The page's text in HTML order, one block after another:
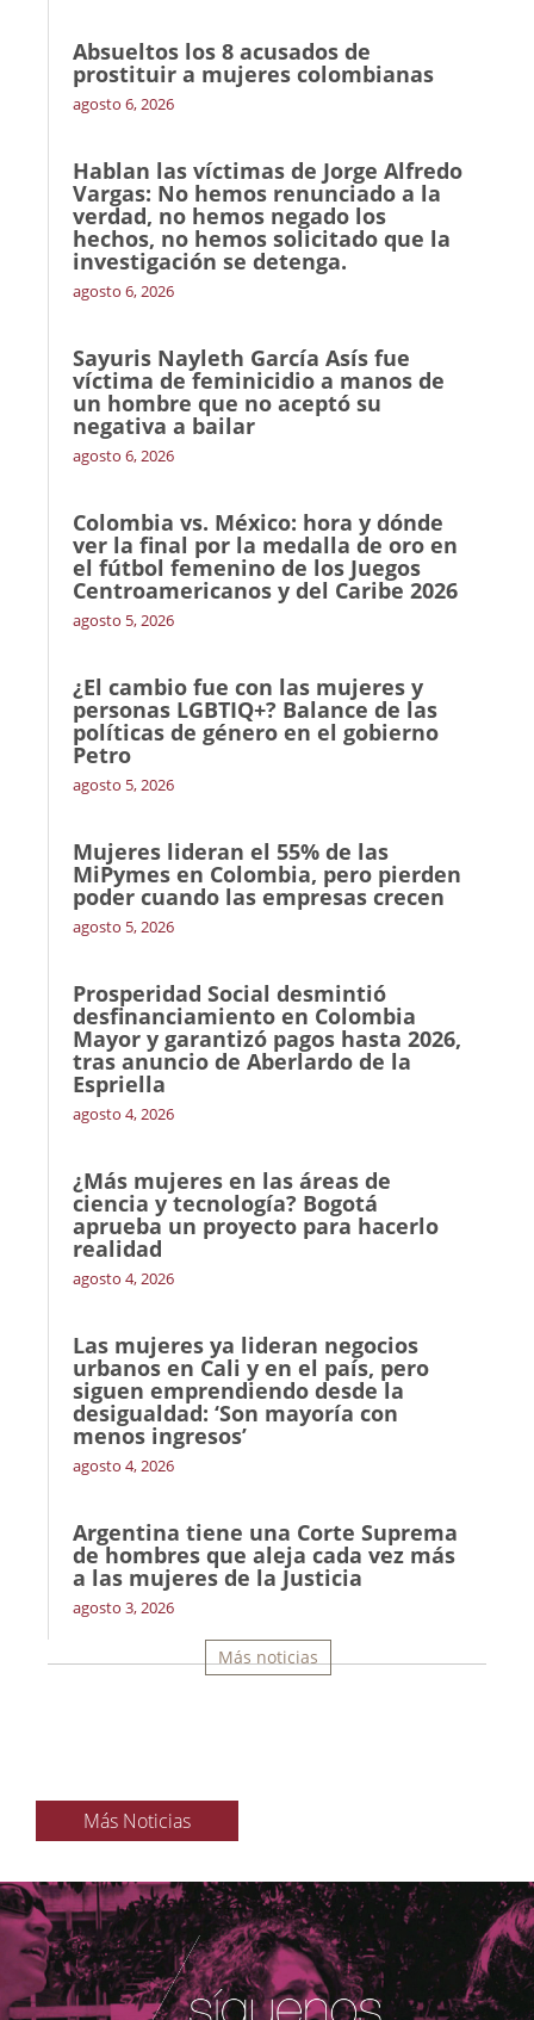
Absueltos los 8 acusados de
prostituir a mujeres colombianas
agosto 6, 2026
Hablan las víctimas de Jorge Alfredo
Vargas: No hemos renunciado a la
verdad, no hemos negado los
hechos, no hemos solicitado que la
investigación se detenga.
agosto 6, 2026
Sayuris Nayleth García Asís fue
víctima de feminicidio a manos de
un hombre que no aceptó su
negativa a bailar
agosto 6, 2026
Colombia vs. México: hora y dónde
ver la final por la medalla de oro en
el fútbol femenino de los Juegos
Centroamericanos y del Caribe 2026
agosto 5, 2026
¿El cambio fue con las mujeres y
personas LGBTIQ+? Balance de las
políticas de género en el gobierno
Petro
agosto 5, 2026
Mujeres lideran el 55% de las
MiPymes en Colombia, pero pierden
poder cuando las empresas crecen
agosto 5, 2026
Prosperidad Social desmintió
desfinanciamiento en Colombia
Mayor y garantizó pagos hasta 2026,
tras anuncio de Aberlardo de la
Espriella
agosto 4, 2026
¿Más mujeres en las áreas de
ciencia y tecnología? Bogotá
aprueba un proyecto para hacerlo
realidad
agosto 4, 2026
Las mujeres ya lideran negocios
urbanos en Cali y en el país, pero
siguen emprendiendo desde la
desigualdad: ‘Son mayoría con
menos ingresos’
agosto 4, 2026
Argentina tiene una Corte Suprema
de hombres que aleja cada vez más
a las mujeres de la Justicia
agosto 3, 2026
Más noticias
Más Noticias